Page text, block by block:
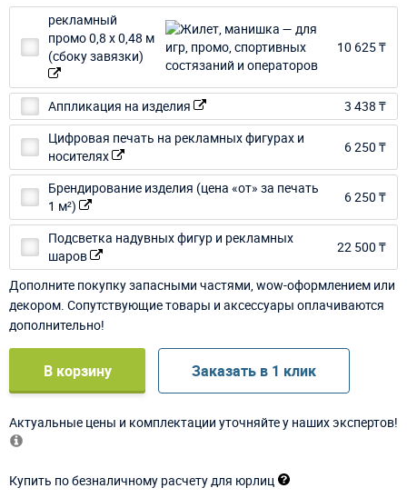
рекламный
промо 0,8 х 0,48 м
(сбоку завязки)
10 625 ₸
Аппликация на изделия
3 438 ₸
Цифровая печать на рекламных фигурах и
носителях
6 250 ₸
Брендирование изделия (цена «от» за печать
1 м²)
6 250 ₸
Подсветка надувных фигур и рекламных
шаров
22 500 ₸
Дополните покупку запасными частями, wow-оформлением или
декором. Сопутствующие товары и аксессуары оплачиваются
дополнительно!
В корзину Заказать в 1 клик
Актуальные цены и комплектации уточняйте у наших экспертов!
Купить по безналичному расчету для юрлиц